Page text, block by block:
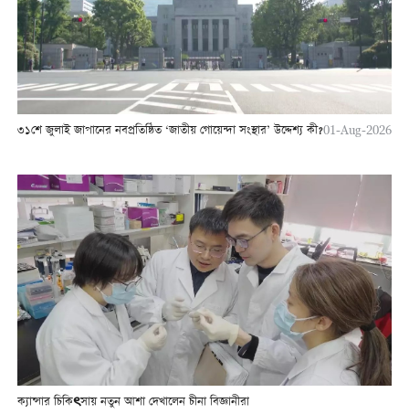
৩১শে জুলাই জাপানের নবপ্রতিষ্ঠিত ‘জাতীয় গোয়েন্দা সংস্থার’ উদ্দেশ্য কী?01-Aug-2026
ক্যান্সার চিকিৎসায় নতুন আশা দেখালেন চীনা বিজ্ঞানীরা